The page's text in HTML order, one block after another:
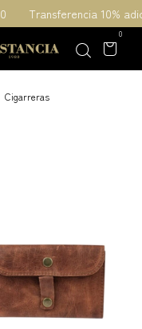
Transferencia 10%
0
Cigarreras